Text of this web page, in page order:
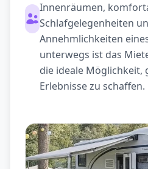
Innenräumen,
Schlafgelegenheiten
Annehmlichkeiten
unterwegs ist das
die ideale Möglichkeit,
Erlebnisse zu schaffen.